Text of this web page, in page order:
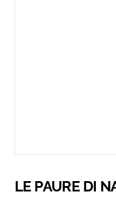
LE PAURE DI